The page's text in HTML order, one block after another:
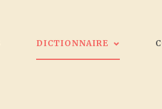
DICTIONNAIRE